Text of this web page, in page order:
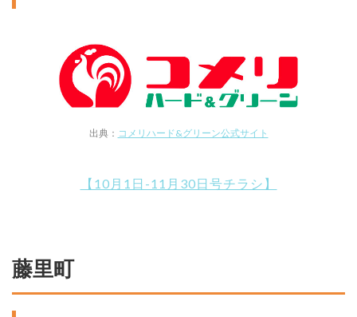
出典： コメリハード&グリーン公式サイト
【10月1日-11月30日号チラシ】
藤里町